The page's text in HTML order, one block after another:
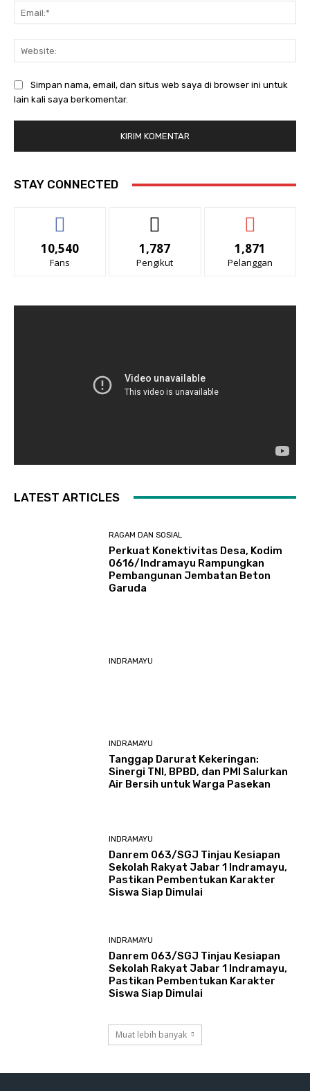
Simpan nama, email, dan situs web saya di browser ini untuk
lain kali saya berkomentar.
STAY CONNECTED
10,540
Fans
1,787
Pengikut
1,871
Pelanggan
LATEST ARTICLES
RAGAM DAN SOSIAL
​Perkuat Konektivitas Desa, Kodim
0616/Indramayu Rampungkan
Pembangunan Jembatan Beton
Garuda
INDRAMAYU
INDRAMAYU
​Tanggap Darurat Kekeringan:
Sinergi TNI, BPBD, dan PMI Salurkan
Air Bersih untuk Warga Pasekan
INDRAMAYU
Danrem 063/SGJ Tinjau Kesiapan
Sekolah Rakyat Jabar 1 Indramayu,
Pastikan Pembentukan Karakter
Siswa Siap Dimulai
INDRAMAYU
Danrem 063/SGJ Tinjau Kesiapan
Sekolah Rakyat Jabar 1 Indramayu,
Pastikan Pembentukan Karakter
Siswa Siap Dimulai
Muat lebih banyak